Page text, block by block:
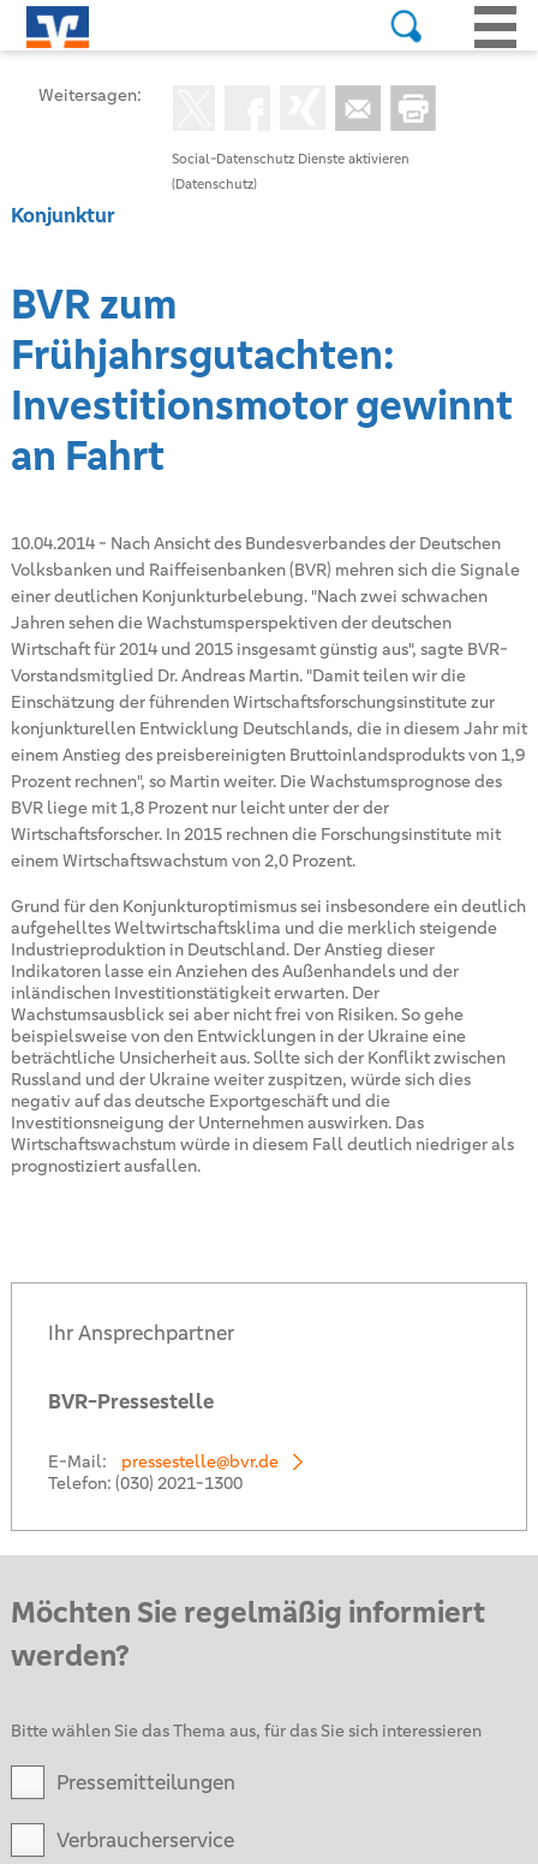
Social-Datenschutz Dienste aktivieren
(Datenschutz)
Weitersagen:
Konjunktur
BVR zum
Frühjahrsgutachten:
Investitionsmotor gewinnt
an Fahrt
10.04.2014- Nach Ansicht des Bundesverbandes der Deutschen
Volksbanken und Raiffeisenbanken (BVR) mehren sich die Signale
einer deutlichen Konjunkturbelebung. "Nach zwei schwachen
Jahren sehen die Wachstumsperspektiven der deutschen
Wirtschaft für 2014 und 2015 insgesamt günstig aus", sagte BVR-
Vorstandsmitglied Dr. Andreas Martin. "Damit teilen wir die
Einschätzung der führenden Wirtschaftsforschungsinstitute zur
konjunkturellen Entwicklung Deutschlands, die in diesem Jahr mit
einem Anstieg des preisbereinigten Bruttoinlandsprodukts von 1,9
Prozent rechnen", so Martin weiter. Die Wachstumsprognose des
BVR liege mit 1,8 Prozent nur leicht unter der der
Wirtschaftsforscher. In 2015 rechnen die Forschungsinstitute mit
einem Wirtschaftswachstum von 2,0 Prozent.
Grund für den Konjunkturoptimismus sei insbesondere ein deutlich
aufgehelltes Weltwirtschaftsklima und die merklich steigende
Industrieproduktion in Deutschland. Der Anstieg dieser
Indikatoren lasse ein Anziehen des Außenhandels und der
inländischen Investitionstätigkeit erwarten. Der
Wachstumsausblick sei aber nicht frei von Risiken. So gehe
beispielsweise von den Entwicklungen in der Ukraine eine
beträchtliche Unsicherheit aus. Sollte sich der Konflikt zwischen
Russland und der Ukraine weiter zuspitzen, würde sich dies
negativ auf das deutsche Exportgeschäft und die
Investitionsneigung der Unternehmen auswirken. Das
Wirtschaftswachstum würde in diesem Fall deutlich niedriger als
prognostiziert ausfallen.
Ihr Ansprechpartner
BVR-Pressestelle
E-Mail:
pressestelle@bvr.de
Telefon: (030) 2021-1300
Möchten Sie regelmäßig informiert
werden?
Bitte wählen Sie das Thema aus, für das Sie sich interessieren
Pressemitteilungen
Verbraucherservice